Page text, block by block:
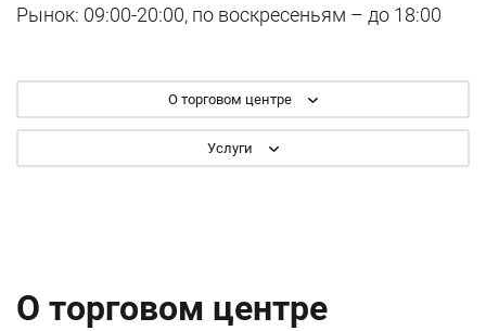
Рынок: 09:00-20:00, по воскресеньям – до 18:00
О торговом центре
Услуги
О торговом центре